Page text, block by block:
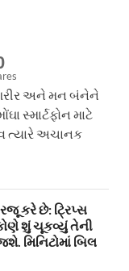
શરીર અને મન બંનેને
સ્માર્ટફોન માટે
ત્યારે અચાનક
કરે છે: ટ્રિપ્સ
શું ચૂકવ્યું તેની
મિનિટોમાં બિલ